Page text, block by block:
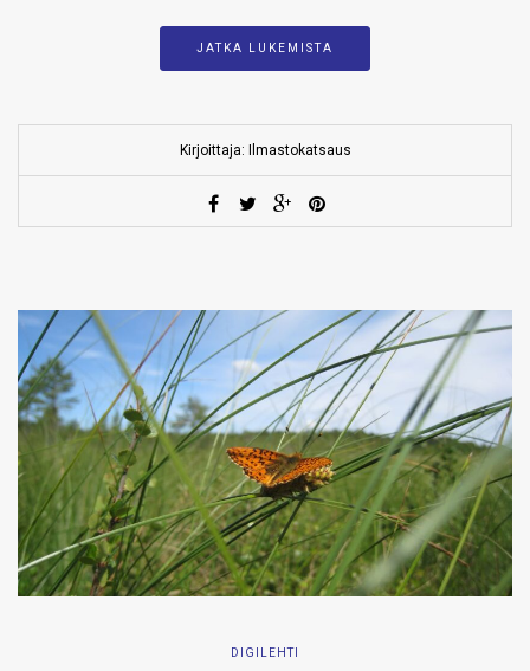
JATKA LUKEMISTA
Kirjoittaja: Ilmastokatsaus
DIGILEHTI